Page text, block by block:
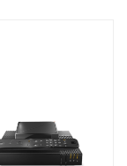
Fibre